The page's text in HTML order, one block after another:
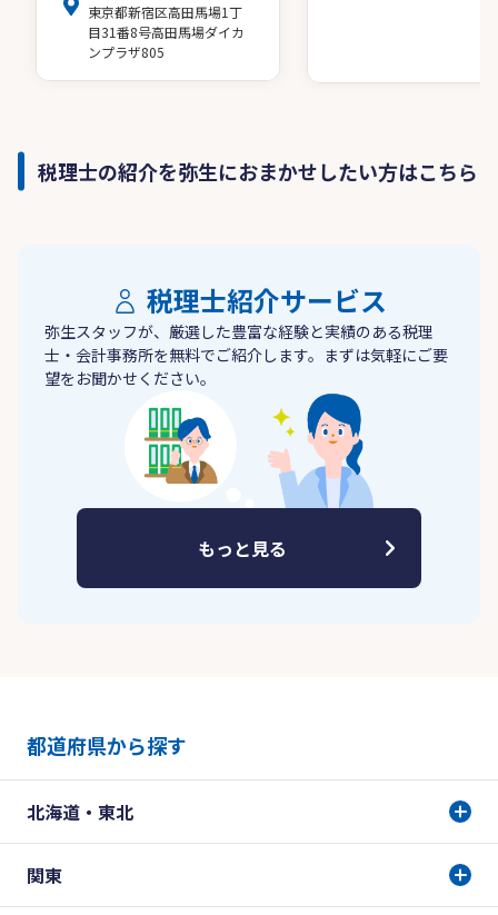
東京都新宿区高田馬場1丁
目31番8号高田馬場ダイカ
ンプラザ805
税理士の紹介を弥生におまかせしたい方はこちら
税理士紹介サービス
弥生スタッフが、厳選した豊富な経験と実績のある税理
士・会計事務所を無料でご紹介します。まずは気軽にご要
望をお聞かせください。
もっと見る
都道府県から探す
北海道・東北
関東